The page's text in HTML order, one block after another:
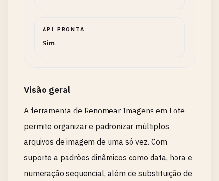
API PRONTA
Sim
Visão geral
A ferramenta de Renomear Imagens em Lote
permite organizar e padronizar múltiplos
arquivos de imagem de uma só vez. Com
suporte a padrões dinâmicos como data, hora e
numeração sequencial, além de substituição de